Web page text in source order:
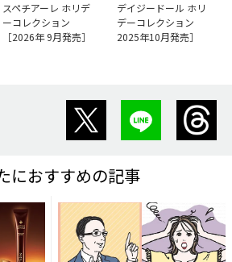
スペチアーレ ホリデ
ーコレクション
［2026年 9月発売］
デイジードール ホリ
デーコレクション
2025年10月発売］
におすすめの記事